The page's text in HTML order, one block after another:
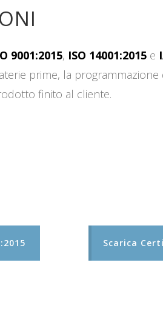
9001:2015, ISO 14001:2015 e
prime, la
finito al cliente.
Scarica